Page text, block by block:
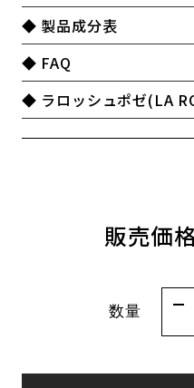
◆ 製品成分表
◆ FAQ
◆ ラロッシュポゼ(LA
販売価
数量